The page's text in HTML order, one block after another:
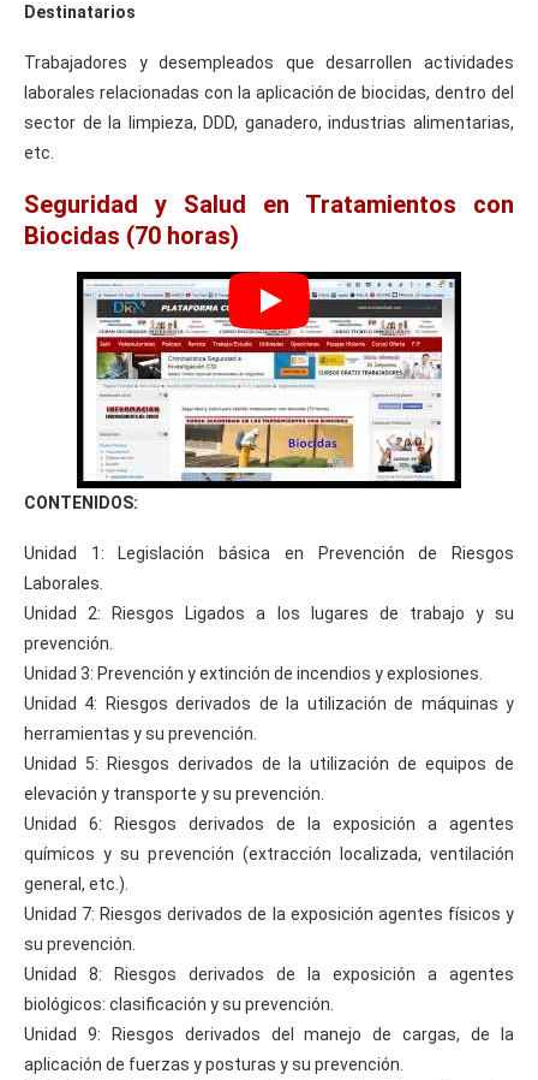
Destinatarios
Trabajadores y desempleados que desarrollen actividades
laborales relacionadas con la aplicación de biocidas, dentro del
sector de la limpieza, DDD, ganadero, industrias alimentarias,
etc.
Seguridad y Salud en Tratamientos con
Biocidas (70 horas)
CONTENIDOS:
Unidad 1: Legislación básica en Prevención de Riesgos
Laborales.
Unidad 2: Riesgos Ligados a los lugares de trabajo y su
prevención.
Unidad 3: Prevención y extinción de incendios y explosiones.
Unidad 4: Riesgos derivados de la utilización de máquinas y
herramientas y su prevención.
Unidad 5: Riesgos derivados de la utilización de equipos de
elevación y transporte y su prevención.
Unidad 6: Riesgos derivados de la exposición a agentes
químicos y su prevención (extracción localizada, ventilación
general, etc.).
Unidad 7: Riesgos derivados de la exposición agentes físicos y
su prevención.
Unidad 8: Riesgos derivados de la exposición a agentes
biológicos: clasificación y su prevención.
Unidad 9: Riesgos derivados del manejo de cargas, de la
aplicación de fuerzas y posturas y su prevención.